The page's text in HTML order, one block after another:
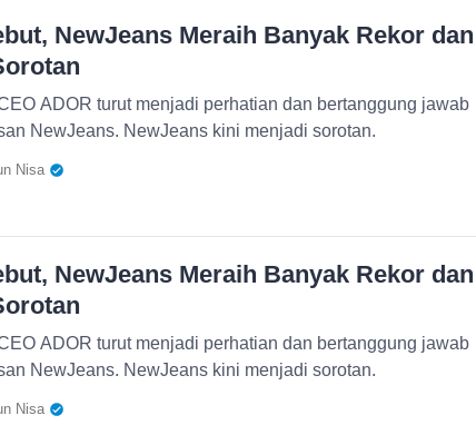
NewJeans Meraih Banyak Rekor dan
ADOR turut menjadi perhatian dan bertanggung jawab
NewJeans. NewJeans kini menjadi sorotan.
Nisa
NewJeans Meraih Banyak Rekor dan
ADOR turut menjadi perhatian dan bertanggung jawab
NewJeans. NewJeans kini menjadi sorotan.
Nisa